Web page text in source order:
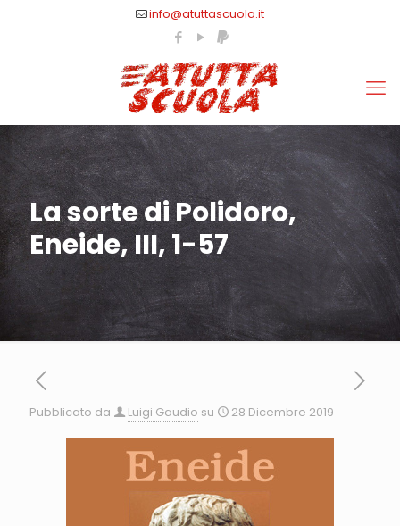
info@atuttascuola.it
La sorte di Polidoro,
Eneide, III, 1-57
Pubblicato da Luigi Gaudio su 28 Dicembre 2019